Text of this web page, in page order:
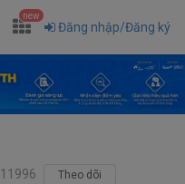
new
Đăng nhập/Đăng ký
Theo dõi